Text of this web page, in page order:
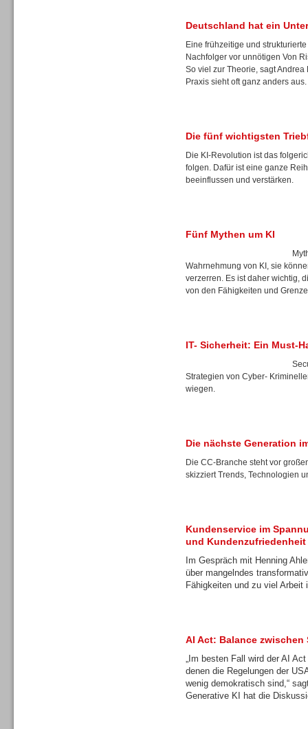
Deutschland hat ein
Eine frühzeitige und
Nachfolger vor unnötigen Von
So viel zur Theorie, sagt
Praxis sieht oft ganz anders aus.
Die fünf wichtigsten
Die KI-Revolution ist das
folgen. Dafür ist eine ganze
beeinflussen und verstärken.
Fünf Mythen um KI
Wahrnehmung von KI, sie
verzerren. Es ist daher wichtig,
von den Fähigkeiten und
IT- Sicherheit: Ein Must-
Strategien von Cyber-
wiegen.
Die nächste Generation
Die CC-Branche steht vor
skizziert Trends, Technologien
Kundenservice im
und Kundenzufriedenheit
Im Gespräch mit Henning
über mangelndes
Fähigkeiten und zu viel
AI Act: Balance
„Im besten Fall wird der AI
denen die Regelungen der
wenig demokratisch sind,“
Generative KI hat die